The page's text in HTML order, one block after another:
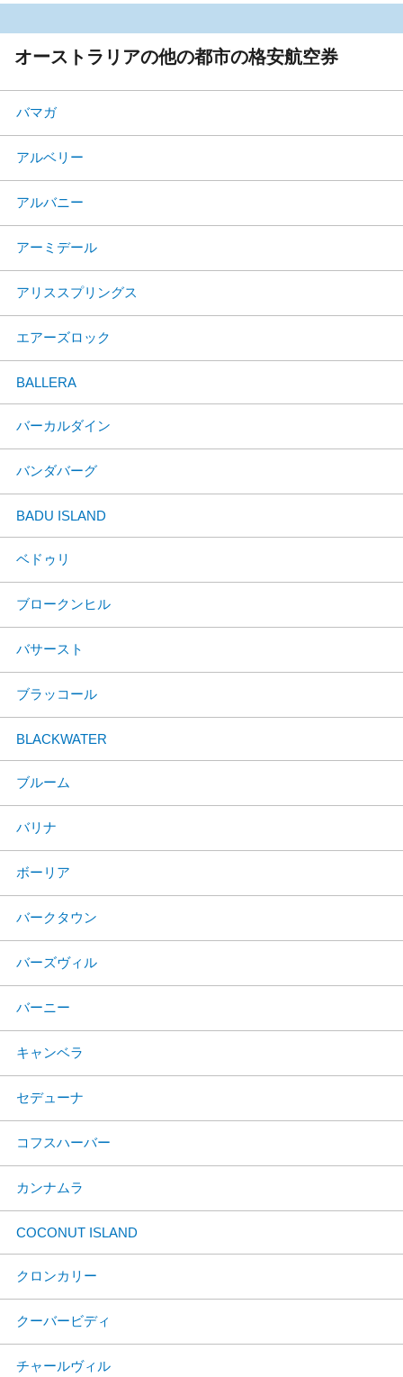
オーストラリアの他の都市の格安航空券
バマガ
アルベリー
アルバニー
アーミデール
アリススプリングス
エアーズロック
BALLERA
バーカルダイン
バンダバーグ
BADU ISLAND
ベドゥリ
ブロークンヒル
バサースト
ブラッコール
BLACKWATER
ブルーム
バリナ
ボーリア
バークタウン
バーズヴィル
バーニー
キャンベラ
セデューナ
コフスハーバー
カンナムラ
COCONUT ISLAND
クロンカリー
クーバービディ
チャールヴィル